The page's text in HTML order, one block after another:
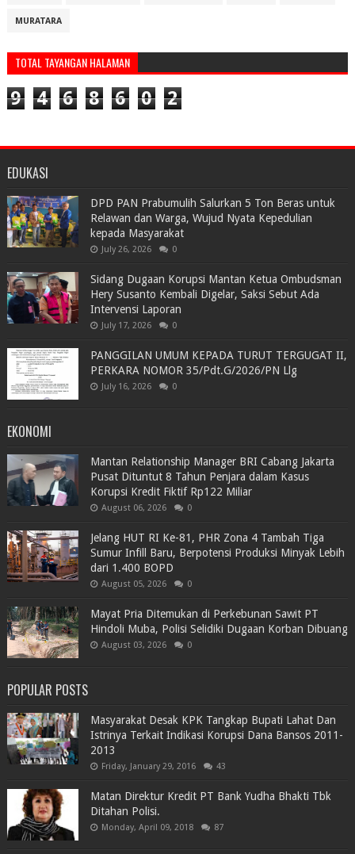
MURATARA
TOTAL TAYANGAN HALAMAN
9 4 6 8 6 0 2
EDUKASI
DPD PAN Prabumulih Salurkan 5 Ton Beras untuk
Relawan dan Warga, Wujud Nyata Kepedulian
kepada Masyarakat
July 26, 2026 0
Sidang Dugaan Korupsi Mantan Ketua Ombudsman
Hery Susanto Kembali Digelar, Saksi Sebut Ada
Intervensi Laporan
July 17, 2026 0
PANGGILAN UMUM KEPADA TURUT TERGUGAT II,
PERKARA NOMOR 35/Pdt.G/2026/PN Llg
July 16, 2026 0
EKONOMI
Mantan Relationship Manager BRI Cabang Jakarta
Pusat Dituntut 8 Tahun Penjara dalam Kasus
Korupsi Kredit Fiktif Rp122 Miliar
August 06, 2026 0
Jelang HUT RI Ke-81, PHR Zona 4 Tambah Tiga
Sumur Infill Baru, Berpotensi Produksi Minyak Lebih
dari 1.400 BOPD
August 05, 2026 0
Mayat Pria Ditemukan di Perkebunan Sawit PT
Hindoli Muba, Polisi Selidiki Dugaan Korban Dibuang
August 03, 2026 0
POPULAR POSTS
Masyarakat Desak KPK Tangkap Bupati Lahat Dan
Istrinya Terkait Indikasi Korupsi Dana Bansos 2011-
2013
Friday, January 29, 2016 43
Matan Direktur Kredit PT Bank Yudha Bhakti Tbk
Ditahan Polisi.
Monday, April 09, 2018 87